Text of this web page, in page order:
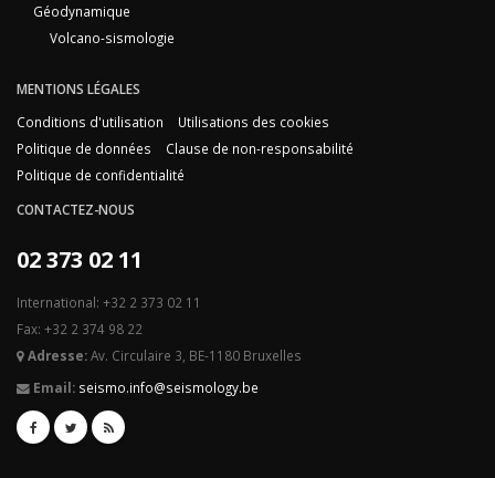
Géodynamique
Volcano-sismologie
MENTIONS LÉGALES
Conditions d'utilisation
Utilisations des cookies
Politique de données
Clause de non-responsabilité
Politique de confidentialité
CONTACTEZ-NOUS
02 373 02 11
International: +32 2 373 02 11
Fax: +32 2 374 98 22
Adresse:Av. Circulaire 3, BE-1180 Bruxelles
Email: seismo.info@seismology.be